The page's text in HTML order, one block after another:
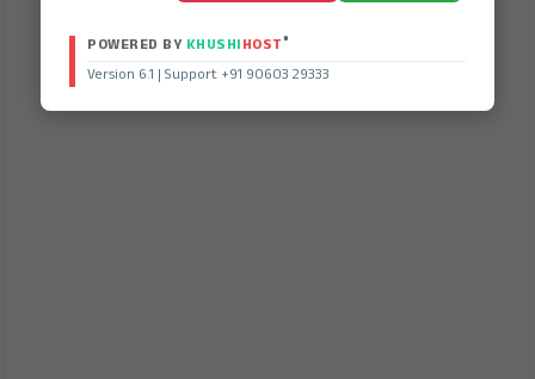
POWERED BY KHUSHIHOST®
Version 6.1 | Support +91 90603 29333